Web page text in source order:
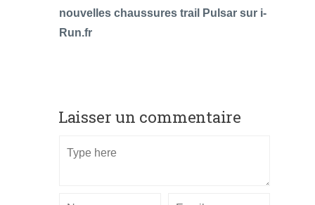
nouvelles chaussures trail Pulsar sur i-
Run.fr
Laisser un commentaire